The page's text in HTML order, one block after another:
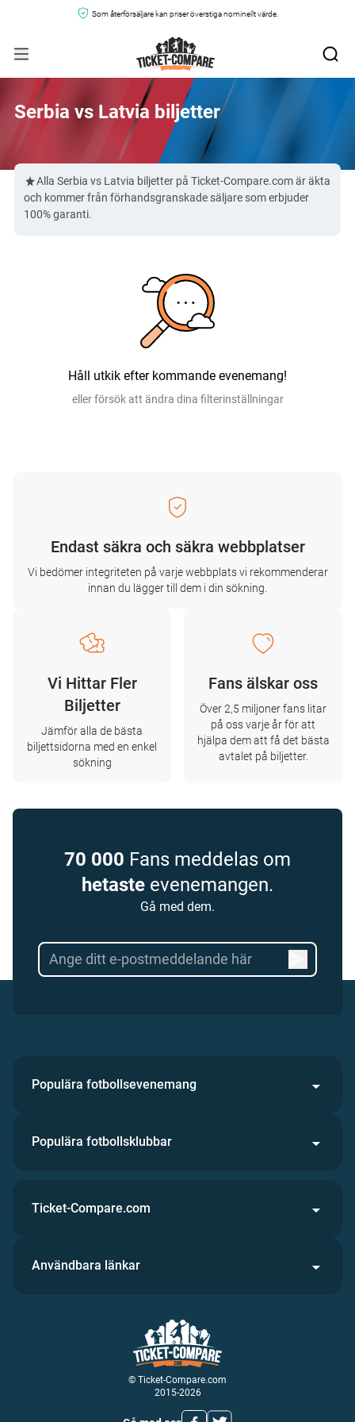
Som återförsäljare kan priser överstiga nominellt värde.
Serbia vs Latvia biljetter
Alla Serbia vs Latvia biljetter på Ticket-Compare.com är äkta
och kommer från förhandsgranskade säljare som erbjuder
100% garanti.
Håll utkik efter kommande evenemang!
eller försök att ändra dina filterinställningar
Endast säkra och säkra webbplatser
Vi bedömer integriteten på varje webbplats vi rekommenderar
innan du lägger till dem i din sökning.
Vi Hittar Fler
Biljetter
Jämför alla de bästa
biljettsidorna med en enkel
sökning
Fans älskar oss
Över 2,5 miljoner fans litar
på oss varje år för att
hjälpa dem att få det bästa
avtalet på biljetter.
70 000 Fans meddelas om
hetaste evenemangen.
Gå med dem.
Populära fotbollsevenemang
Populära fotbollsklubbar
© Ticket-Compare.com
2015-2026
Ticket-Compare.com
Användbara länkar